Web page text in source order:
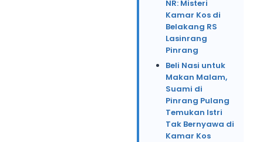
NR: Misteri
Kamar Kos di
Belakang RS
Lasinrang
Pinrang
Beli Nasi untuk
Makan Malam,
Suami di
Pinrang Pulang
Temukan Istri
Tak Bernyawa di
Kamar Kos